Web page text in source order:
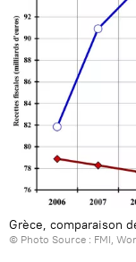
Grèce, comparaison
© Photo Source : FMI,